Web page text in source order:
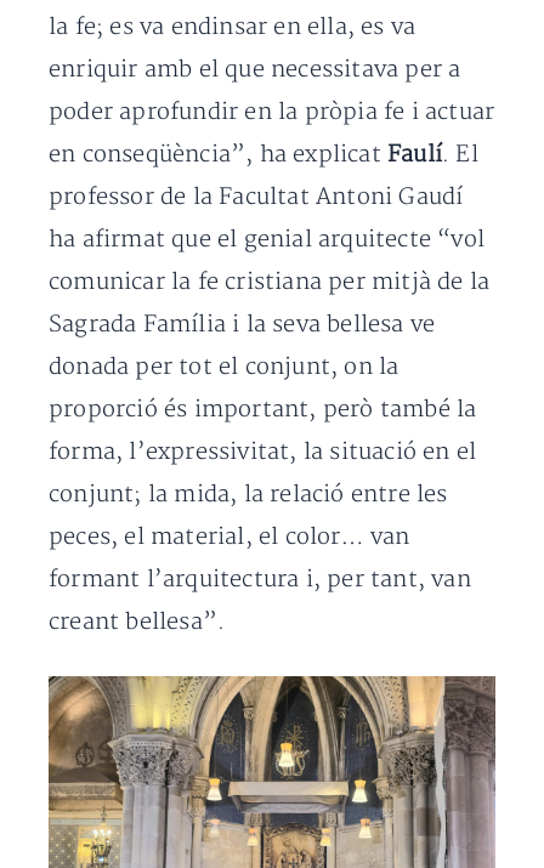
la fe; es va endinsar en ella, es va
enriquir amb el que necessitava per a
poder aprofundir en la pròpia fe i actuar
en conseqüència”, ha explicat Faulí. El
professor de la Facultat Antoni Gaudí
ha afirmat que el genial arquitecte “vol
comunicar la fe cristiana per mitjà de la
Sagrada Família i la seva bellesa ve
donada per tot el conjunt, on la
proporció és important, però també la
forma, l’expressivitat, la situació en el
conjunt; la mida, la relació entre les
peces, el material, el color… van
formant l’arquitectura i, per tant, van
creant bellesa”.